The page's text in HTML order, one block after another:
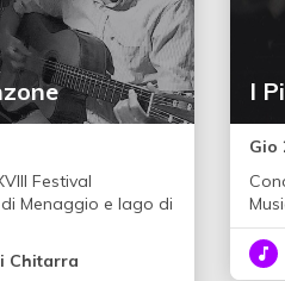
Festival
Menaggio e lago di
Chitarra
I
Gio